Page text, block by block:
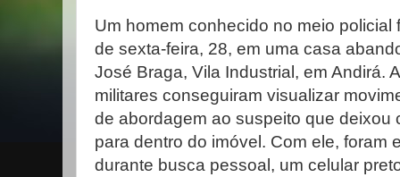
Um homem conhecido no meio policial
de sexta-feira, 28, em uma casa
José Braga, Vila Industrial, em Andirá.
militares conseguiram visualizar
de abordagem ao suspeito que deixou
para dentro do imóvel. Com ele, foram
durante busca pessoal, um celular